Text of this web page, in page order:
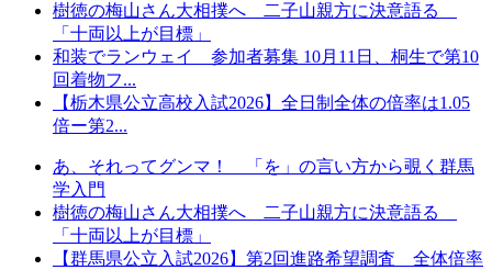
樹徳の梅山さん大相撲へ 二子山親方に決意語る
「十両以上が目標」
和装でランウェイ 参加者募集 10月11日、桐生で第10
回着物フ...
【栃木県公立高校入試2026】全日制全体の倍率は1.05
倍ー第2...
あ、それってグンマ！ 「を」の言い方から覗く群馬
学入門
樹徳の梅山さん大相撲へ 二子山親方に決意語る
「十両以上が目標」
【群馬県公立入試2026】第2回進路希望調査 全体倍率